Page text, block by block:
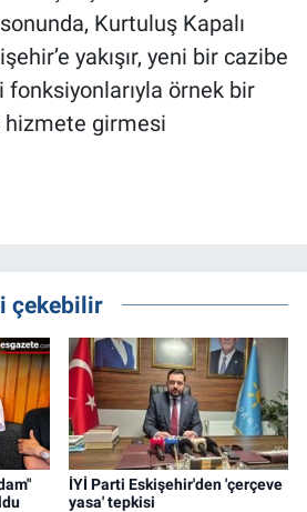
Kurtuluş Kapalı
yakışır, yeni bir cazibe
örnek bir
hizmete girmesi
çekebilir
İYİ Parti Eskişehir'den 'çerçeve
yasa' tepkisi